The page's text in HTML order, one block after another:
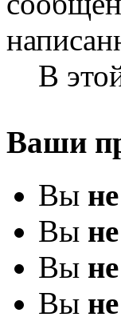
В
Ваши
Вы
Вы
Вы
Вы